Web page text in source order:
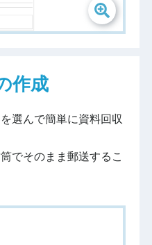
作成
選んで簡単に資料回収
でそのまま郵送するこ